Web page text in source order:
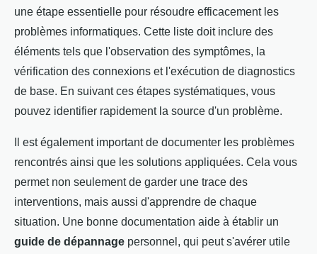
une étape essentielle pour résoudre efficacement les
problèmes informatiques. Cette liste doit inclure des
éléments tels que l'observation des symptômes, la
vérification des connexions et l'exécution de diagnostics
de base. En suivant ces étapes systématiques, vous
pouvez identifier rapidement la source d'un problème.
Il est également important de documenter les problèmes
rencontrés ainsi que les solutions appliquées. Cela vous
permet non seulement de garder une trace des
interventions, mais aussi d'apprendre de chaque
situation. Une bonne documentation aide à établir un
guide de dépannage personnel, qui peut s'avérer utile